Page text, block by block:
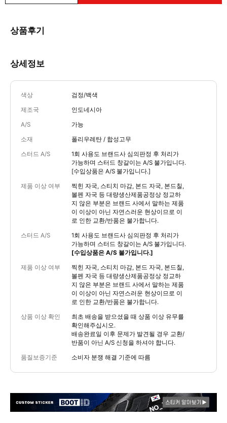
상품후기
상세정보
색상 검정/백색
제조국 인도네시아
A/S 가능
소재 폴리우레탄 / 합성고무
스터드 A/S
1회 사용도 브랜드사 심의판정 후 처리가
가능하며 스터드 창갈이는 A/S 불가입니다.
[수입상품은 A/S 불가입니다.]
제품 이상 여부
찍힌 자국, 스티치 마감, 본드 자국, 본드칠,
볼펜 자국 등 대량생산제품공정상 정교하
지 않은 부분은 브랜드 사에서 말하는 제품
이 이상이 아닌 자연스러운 현상이므로 이
로 인한 교환/반품은 불가합니다.
스터드 A/S
1회 사용도 브랜드사 심의판정 후 처리가
가능하며 스터드 창갈이는 A/S 불가입니다.
[수입상품은 A/S 불가입니다.]
제품 이상 여부
찍힌 자국, 스티치 마감, 본드 자국, 본드칠,
볼펜 자국 등 대량생산제품공정상 정교하
지 않은 부분은 브랜드 사에서 말하는 제품
이 이상이 아닌 자연스러운 현상이므로 이
로 인한 교환/반품은 불가합니다.
상품 이상 확인
최초 배송을 받으셨을 때 상품 이상 유무를
확인해주십시오.
배송완료일 이후 문제가 발견될 경우 교환/
반품이 아닌 A/S 신청을 하셔야 합니다.
품질보증기준 소비자 분쟁 해결 기준에 따름